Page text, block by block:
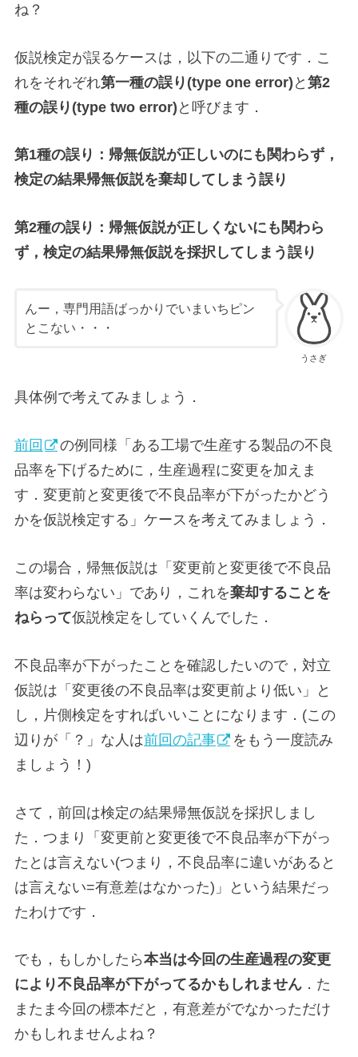
ね？
仮説検定が誤るケースは，以下の二通りです．こ
れをそれぞれ第一種の誤り(type one error) と 第2
種の誤り(type two error) と呼びます．
第1種の誤り：帰無仮説が正しいのにも関わらず，
検定の結果帰無仮説を棄却してしまう誤り
第2種の誤り：帰無仮説が正しくないにも関わら
ず，検定の結果帰無仮説を採択してしまう誤り
うさぎ
んー，専門用語ばっかりでいまいちピン
とこない・・・
具体例で考えてみましょう．
前回
の例同様「ある工場で生産する製品の不良
品率を下げるために，生産過程に変更を加えま
す．変更前と変更後で不良品率が下がったかどう
かを仮説検定する」ケースを考えてみましょう．
この場合，帰無仮説は「変更前と変更後で不良品
率は変わらない」であり，これを棄却することを
ねらって仮説検定をしていくんでした．
不良品率が下がったことを確認したいので，対立
仮説は「変更後の不良品率は変更前より低い」と
し，片側検定をすればいいことになります．(この
辺りが「？」な人は前回の記事
をもう一度読み
ましょう！)
さて，前回は検定の結果帰無仮説を採択しまし
た．つまり「変更前と変更後で不良品率が下がっ
たとは言えない(つまり，不良品率に違いがあると
は言えない=有意差はなかった)」という結果だっ
たわけです．
でも，もしかしたら本当は今回の生産過程の変更
により不良品率が下がってるかもしれません ．た
またま今回の標本だと，有意差がでなかっただけ
かもしれませんよね？